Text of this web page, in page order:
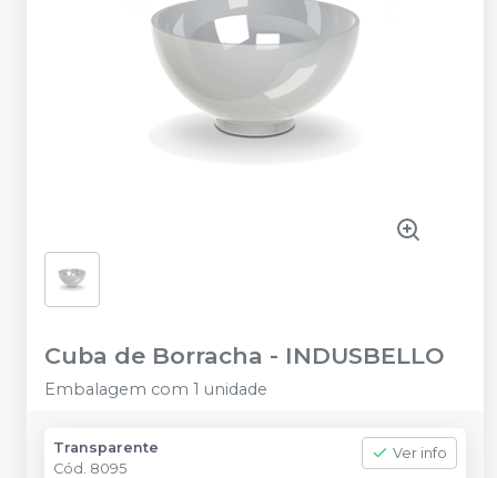
Cuba de Borracha - INDUSBELLO
Embalagem com 1 unidade
Transparente
Cód. 8095
Ver info